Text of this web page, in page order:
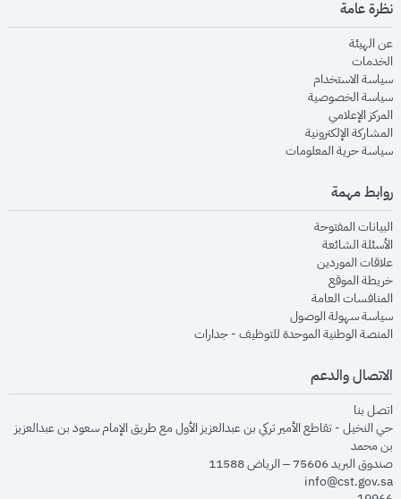
نظرة عامة
عن الهيئةopens in new window
الخدماتopens in new window
سياسة الاستخدام
سياسة الخصوصيةopens in new window
المركز الإعلاميopens in new window
المشاركة الإلكترونيةopens in new window
سياسة حرية المعلوماتopens in new window
روابط مهمة
البيانات المفتوحةopens in new window
الأسئلة الشائعةopens in new window
علاقات الموردينopens in new window
خريطة الموقعopens in new window
المنافسات العامةopens in new window
سياسة سهولة الوصولopens in new window
المنصة الوطنية الموحدة للتوظيف - جداراتopens in new window
الاتصال والدعم
اتصل بنا
حي النخيل - تقاطع الأمير تركي بن عبدالعزيز الأول مع طريق الإمام سعود بن عبدالعزيز
بن محمد
صندوق البريد 75606 – الرياض 11588
info@cst.gov.sa